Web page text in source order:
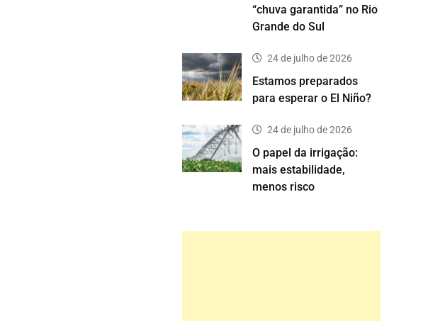
“chuva garantida” no Rio
Grande do Sul
24 de julho de 2026
Estamos preparados
para esperar o El Niño?
24 de julho de 2026
O papel da irrigação:
mais estabilidade,
menos risco